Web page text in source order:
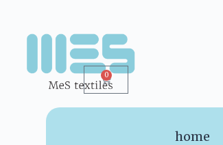
0
home